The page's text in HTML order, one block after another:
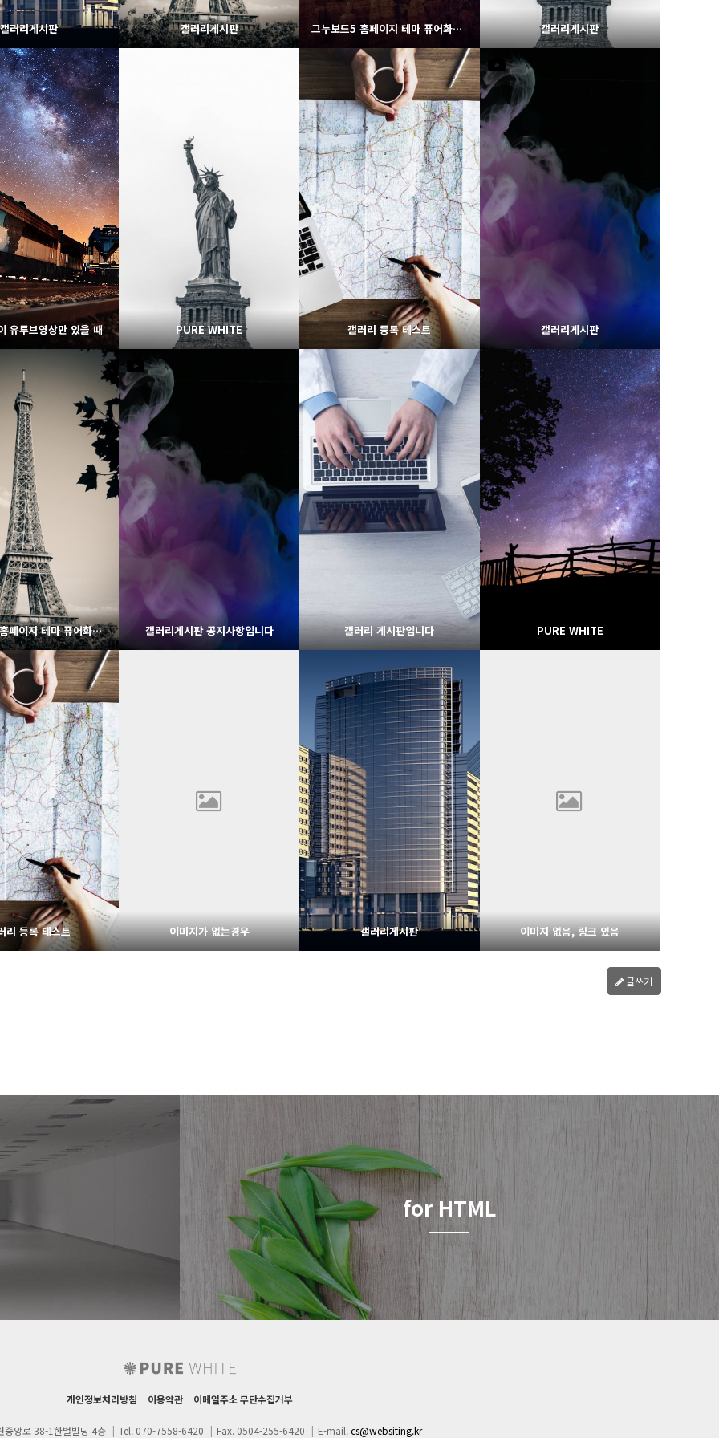
1959
02-07
웹사이팅
갤러리게시판
1941
02-06
웹사이팅
갤러리게시판
1839
02-07
웹사이팅
그누보드5 홈페이지 테마 퓨어화이트
02-06
갤러리게시판
1728
웹사이팅
유투브영상만 있을 때
02-06
PURE WHITE
1730
02-07
웹사이팅
갤러리 등록 테스트
1663
02-07
웹사이팅
갤러리게시판
1685
02-07
웹사이팅
그누보드5 홈페이지 테마 퓨어화이트
1681
02-06
웹사이팅
갤러리게시판 공지사항입니다
1648
02-07
웹사이팅
갤러리 게시판입니다
1617
02-06
웹사이팅
PURE WHITE
1671
02-07
리 등록 테스트
1606
02-06
웹사이팅
이미지가 없는경우
1657
02-07
웹사이팅
갤러리게시판
1517
02-06
이미지 없음, 링크 있음
글쓰기
for HTML
개인정보처리방침 이용약관 이메일주소 무단수집거부
중앙로 38-1한별빌딩 4층 | Tel. 070-7558-6420 | Fax. 0504-255-6420 | E-mail.cs@websiting.kr